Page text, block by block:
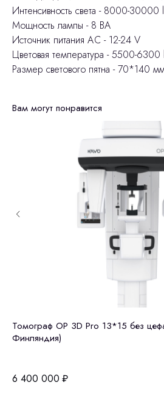
Интенсивность света - 8000-30000
Мощность лампы - 8 ВА
Источник питания АС - 12-24 V
Цветовая температура - 5500-6300
Размер светового пятна - 70*140
Вам могут понравится
Томограф OP 3D Pro 13*15 без
Финляндия)
6 400 000 ₽